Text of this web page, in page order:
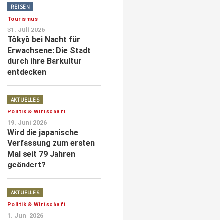
REISEN
Tourismus
31. Juli 2026
Tōkyō bei Nacht für
Erwachsene: Die Stadt
durch ihre Barkultur
entdecken
AKTUELLES
Politik & Wirtschaft
19. Juni 2026
Wird die japanische
Verfassung zum ersten
Mal seit 79 Jahren
geändert?
AKTUELLES
Politik & Wirtschaft
1. Juni 2026